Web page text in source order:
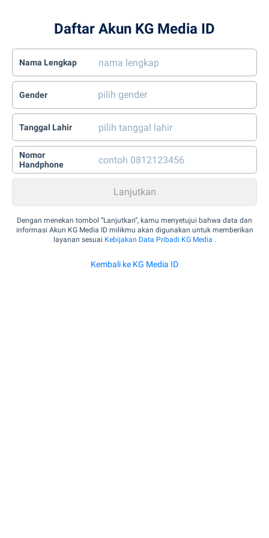
Daftar Akun KG Media ID
Nama Lengkap
Gender
Tanggal Lahir
Nomor
Handphone
Dengan menekan tombol “Lanjutkan”, kamu menyetujui bahwa data dan
informasi Akun KG Media ID milikmu akan digunakan untuk memberikan
layanan sesuai Kebijakan Data Pribadi KG Media .
Kembali ke KG Media ID